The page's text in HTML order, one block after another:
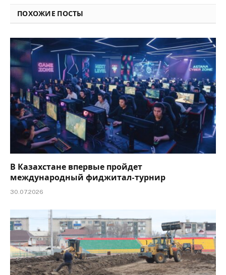
ПОХОЖИЕ ПОСТЫ
В Казахстане впервые пройдет
международный фиджитал-турнир
30.07.2026